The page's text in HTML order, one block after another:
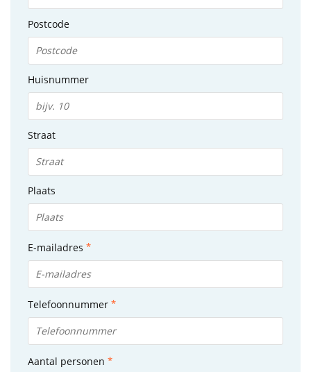
Postcode
Huisnummer
Straat
Plaats
E-mailadres
Telefoonnummer
Aantal personen